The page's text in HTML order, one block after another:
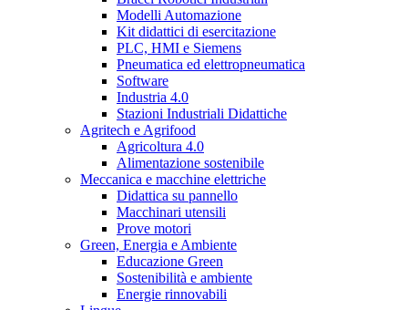
Modelli Automazione
Kit didattici di esercitazione
PLC, HMI e Siemens
Pneumatica ed elettropneumatica
Software
Industria 4.0
Stazioni Industriali Didattiche
Agritech e Agrifood
Agricoltura 4.0
Alimentazione sostenibile
Meccanica e macchine elettriche
Didattica su pannello
Macchinari utensili
Prove motori
Green, Energia e Ambiente
Educazione Green
Sostenibilità e ambiente
Energie rinnovabili